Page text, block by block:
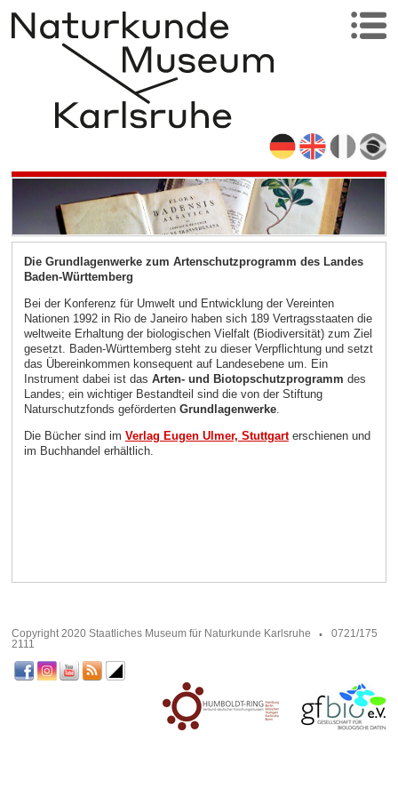
Die Grundlagenwerke zum Artenschutzprogramm des Landes
Baden-Württemberg
Bei der Konferenz für Umwelt und Entwicklung der Vereinten
Nationen 1992 in Rio de Janeiro haben sich 189 Vertragsstaaten die
weltweite Erhaltung der biologischen Vielfalt (Biodiversität) zum Ziel
gesetzt. Baden-Württemberg steht zu dieser Verpflichtung und setzt
das Übereinkommen konsequent auf Landesebene um. Ein
Instrument dabei ist das Arten- und Biotopschutzprogramm des
Landes; ein wichtiger Bestandteil sind die von der Stiftung
Naturschutzfonds geförderten Grundlagenwerke.
Die Bücher sind im Verlag Eugen Ulmer, Stuttgarterschienen und
im Buchhandel erhältlich.
Copyright 2020 Staatliches Museum für Naturkunde Karlsruhe
0721/175
2111